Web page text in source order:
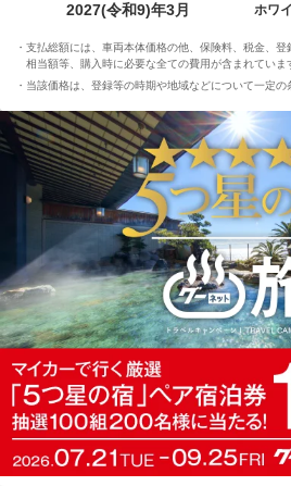
2027(令和9)年3月
ホワ
支払総額には、車両本体価格の他、保険料、税金、
相当額等、購入時に必要な全ての費用が含まれていま
当該価格は、登録等の時期や地域などについて一定の